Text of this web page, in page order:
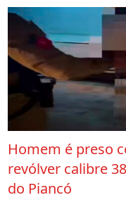
Homem é preso
revólver calibre
do Piancó